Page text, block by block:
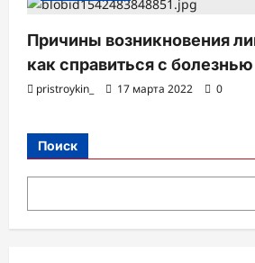
Причины возникновения
как справиться с болезнью
pristroykin_ 17 марта 2022 0
Поиск